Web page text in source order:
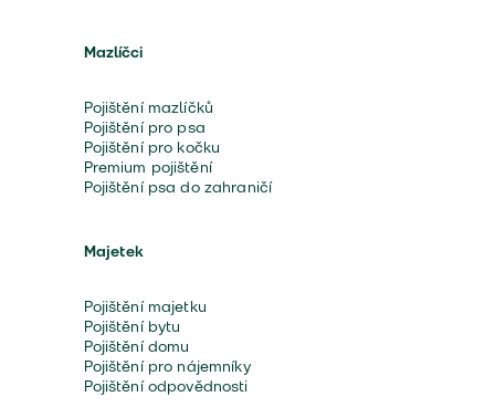
Mazlíčci
Pojištění mazlíčků
Pojištění pro psa
Pojištění pro kočku
Premium pojištění
Pojištění psa do zahraničí
Majetek
Pojištění majetku
Pojištění bytu
Pojištění domu
Pojištění pro nájemníky
Pojištění odpovědnosti